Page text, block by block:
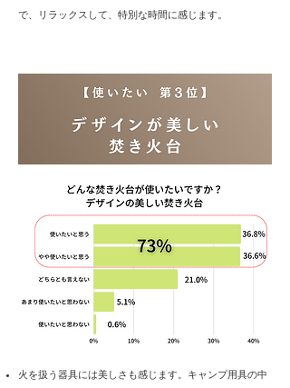
で、リラックスして、特別な時間に感じます。
​火を扱う器具には美しさも感じます。キャンプ用具の中